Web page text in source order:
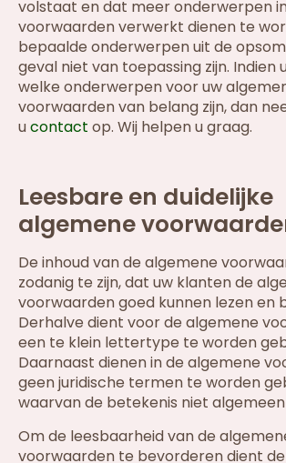
volstaat en dat meer onderwerpen
voorwaarden verwerkt dienen te
bepaalde onderwerpen uit de
geval niet van toepassing zijn. Indien
welke onderwerpen voor uw
voorwaarden van belang zijn, dan
ucontact op. Wij helpen u graag.
Leesbare en duidelijke
algemene
De inhoud van de algemene
zodanig te zijn, dat uw klanten de
voorwaarden goed kunnen lezen en
Derhalve dient voor de algemene
een te klein lettertype te worden
Daarnaast dienen in de algemene
geen juridische termen te worden
waarvan de betekenis niet
Om de leesbaarheid van de
voorwaarden te bevorderen dient